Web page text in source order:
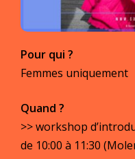
Pour qui ?
Femmes uniquement
Quand ?
>> workshop
de 10:00 à 11:30